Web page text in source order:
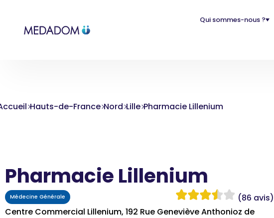
Qui sommes-nous ?
Hauts-de-France Nord Lille Pharmacie Lillenium
Pharmacie Lillenium
Médecine Générale
(86 avis)
Centre Commercial Lillenium, 192 Rue Geneviève Anthonioz de